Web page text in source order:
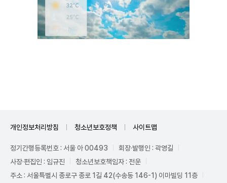
개인정보처리방침 청소년보호정책 사이트맵
정기간행등록번호 : 서울 아 00493
회장·발행인 : 곽영길
사장·편집인 : 임규진
청소년보호책임자 : 전운
주소 : 서울특별시 종로구 종로 1길 42(수송동 146-1) 이마빌딩 11층